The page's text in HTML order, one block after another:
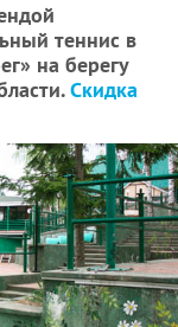
теннис в
на берегу
Скидка